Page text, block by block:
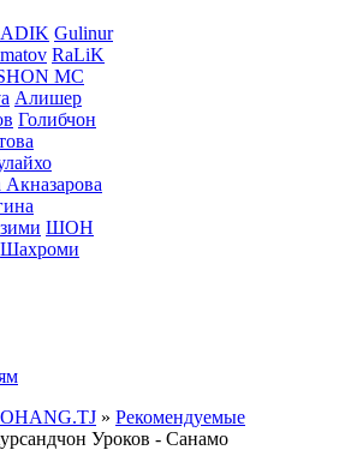
Gulinur
RaLiK
MC
Алишер
Голибчон
ШОН
Шахроми
» Рекомендуемые
Уроков - Санамо